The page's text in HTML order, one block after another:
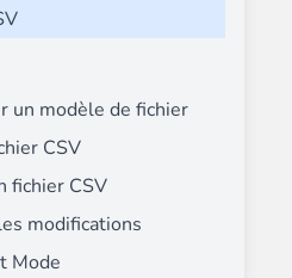
un modèle de fichier
CSV
fichier CSV
modifications
Mode